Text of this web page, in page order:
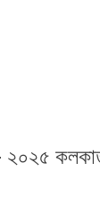
২০২৫